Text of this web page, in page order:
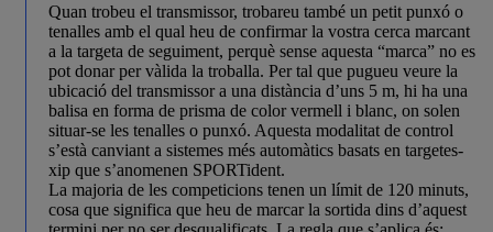
Quan trobeu el transmissor, trobareu també un petit punxó o
tenalles amb el qual heu de confirmar la vostra cerca marcant
a la targeta de seguiment, perquè sense aquesta “marca” no es
pot donar per vàlida la troballa. Per tal que pugueu veure la
ubicació del transmissor a una distància d’uns 5 m, hi ha una
balisa en forma de prisma de color vermell i blanc, on solen
situar-se les tenalles o punxó. Aquesta modalitat de control
s’està canviant a sistemes més automàtics basats en targetes-
xip que s’anomenen SPORTident.
La majoria de les competicions tenen un límit de 120 minuts,
cosa que significa que heu de marcar la sortida dins d’aquest